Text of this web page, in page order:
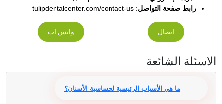
رابط صفحة التواصل:
tulipdentalcenter.com/contact-us
اتصال واتس اب
الاسئلة الشائعة
ما هي الأسباب الرئيسية لحساسية الأسنان؟